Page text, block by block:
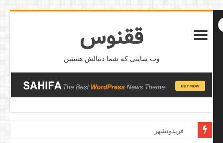
ققنوس
وب سایتی که شما دنبالش هستین
فریدونشهر